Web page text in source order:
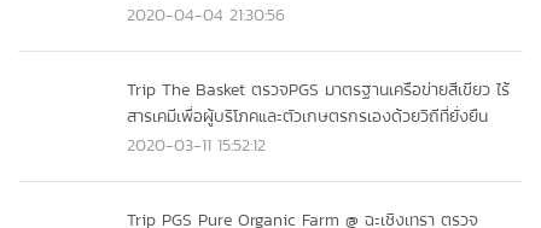
2020-04-04 21:30:56
Trip The Basket ตรวจPGS มาตรฐานเครือข่ายสีเขียว ไร้
สารเคมีเพื่อผู้บริโภคและตัวเกษตรกรเองด้วยวิถีที่ยั่งยืน
2020-03-11 15:52:12
Trip PGS Pure Organic Farm @ ฉะเชิงเทรา ตรวจ